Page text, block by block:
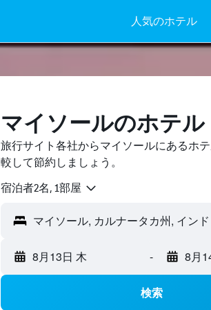
人気のホテル
マイソールのホテル
旅行サイト各社からマイソールにあるホ
較して節約しましょう。
宿泊者2名, 1​部屋
8月13日 木 - 8月
検索